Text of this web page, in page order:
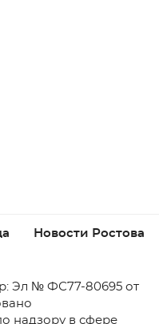
Новости Ростова
Эл № ФС77-80695 от
надзору в сфере